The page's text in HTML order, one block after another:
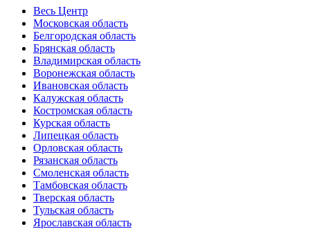
Весь Центр
Московская область
Белгородская область
Брянская область
Владимирская область
Воронежская область
Ивановская область
Калужская область
Костромская область
Курская область
Липецкая область
Орловская область
Рязанская область
Смоленская область
Тамбовская область
Тверская область
Тульская область
Ярославская область